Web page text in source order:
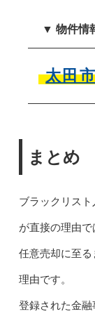
▼ 物件情
太田
まとめ
ブラックリス
が直接の理由で
任意売却に至
理由です。
登録された金